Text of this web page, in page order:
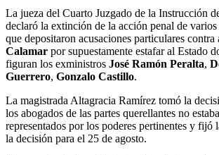
La jueza del Cuarto Juzgado de la Instrucción
declaró la extinción de la acción penal de
que depositaron acusaciones particulares contra
Calamar por supuestamente estafar al Estado
figuran los exministros José Ramón Peralta,
Guerrero, Gonzalo Castillo.
La magistrada Altagracia Ramírez tomó la
los abogados de las partes querellantes no
representados por los poderes pertinentes y fijó
la decisión para el 25 de agosto.